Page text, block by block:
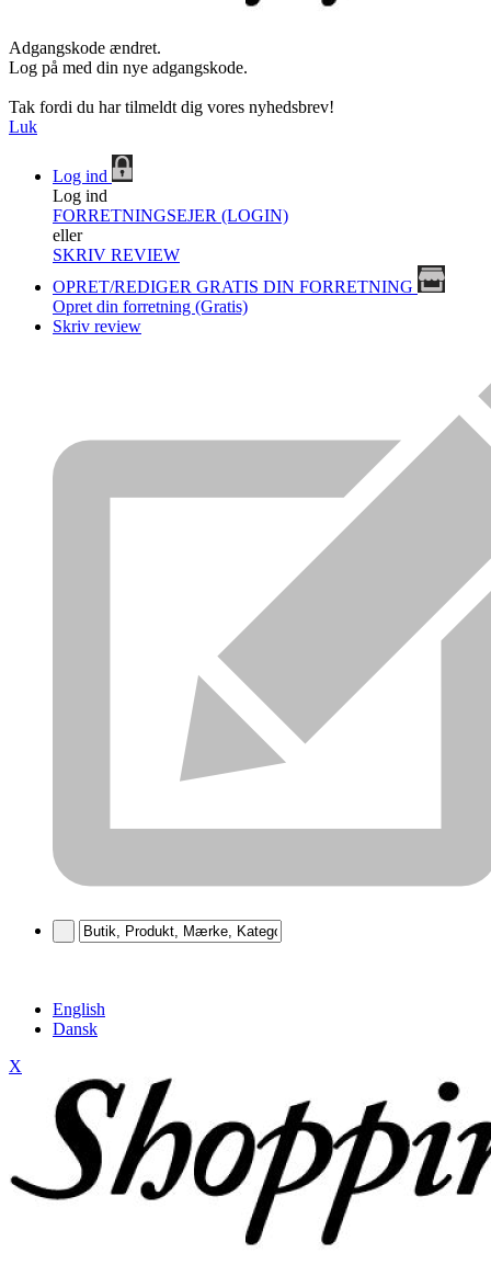
Adgangskode ændret.
Log på med din nye adgangskode.
Tak fordi du har tilmeldt dig vores nyhedsbrev!
Luk
Log ind
Log ind
FORRETNINGSEJER (LOGIN)
eller
SKRIV REVIEW
OPRET/REDIGER GRATIS DIN FORRETNING
Opret din forretning (Gratis)
Skriv review
English
Dansk
X